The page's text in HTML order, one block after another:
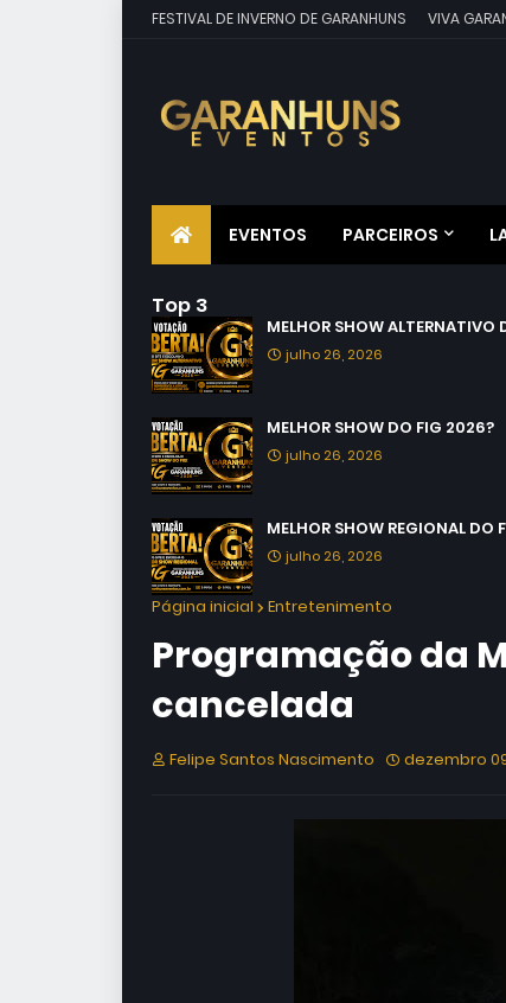
FESTIVAL DE INVERNO DE GARANHUNS VIVA
EVENTOS PARCEIROS
Top 3
MELHOR SHOW ALTERNATIVO
julho 26, 2026
MELHOR SHOW DO FIG 2026?
julho 26, 2026
MELHOR SHOW REGIONAL DO
julho 26, 2026
Página inicial Entretenimento
Programação da
cancelada
Felipe Santos Nascimento dezembro